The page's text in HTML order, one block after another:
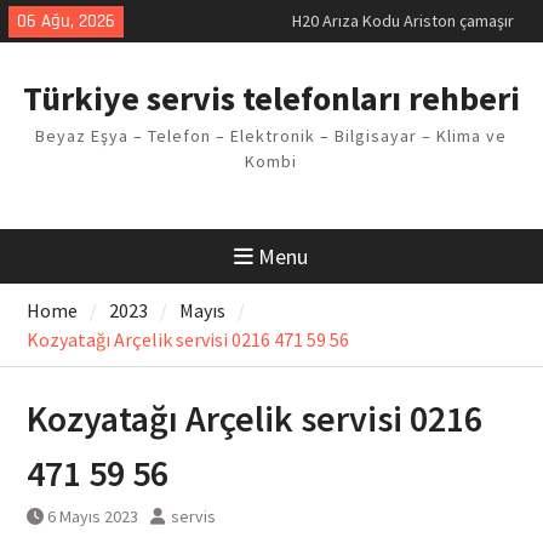
Skip
to
06 Ağu, 2026
H20 Arıza Kodu Ariston çamaşır
makinesi Sorunu
Arçelik buzdolabı F5 Hatası
Vaillant çamaşır makinesi E03
Arıza Kodu
Türkiye servis telefonları rehberi
Beyaz Eşya – Telefon – Elektronik – Bilgisayar – Klima ve
Kombi
Menu
Home 2023
Mayıs
Kozyatağı Arçelik servisi 0216 471 59 56
Kozyatağı Arçelik servisi 0216
471 59 56
6 Mayıs 2023 servis